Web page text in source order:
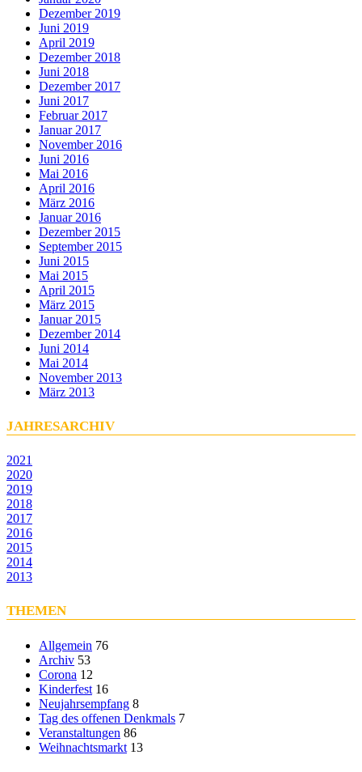
Dezember 2019
Juni 2019
April 2019
Dezember 2018
Juni 2018
Dezember 2017
Juni 2017
Februar 2017
Januar 2017
November 2016
Juni 2016
Mai 2016
April 2016
März 2016
Januar 2016
Dezember 2015
September 2015
Juni 2015
Mai 2015
April 2015
März 2015
Januar 2015
Dezember 2014
Juni 2014
Mai 2014
November 2013
März 2013
JAHRESARCHIV
2021
2020
2019
2018
2017
2016
2015
2014
2013
THEMEN
Allgemein 76
Archiv 53
Corona 12
Kinderfest 16
Neujahrsempfang 8
Tag des offenen Denkmals 7
Veranstaltungen 86
Weihnachtsmarkt 13